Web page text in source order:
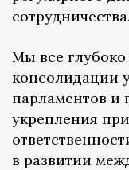
сотрудничества.
Мы все
консолидации
парламентов и
укрепления
в развитии